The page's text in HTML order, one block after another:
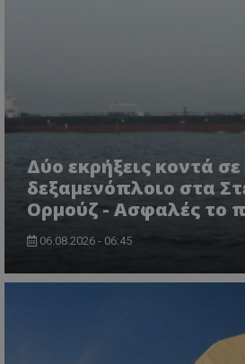
Δύο εκρήξεις κοντά σε
δεξαμενόπλοιο στα
Ορμούζ - Ασφαλές το
06.08.2026 - 06:45